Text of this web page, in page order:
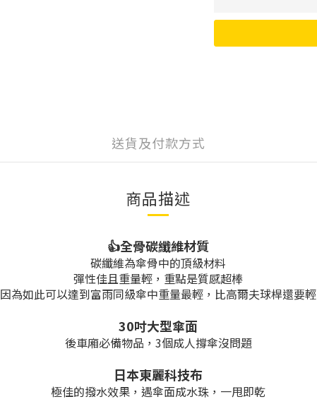
送貨及付款方式
商品描述
👍全骨碳纖維材質
碳纖維為傘骨中的頂級材料
彈性佳且重量輕，重點是質感超棒
因為如此可以達到富雨同級傘中重量最輕，比高爾夫球桿還要輕
30吋大型傘面
後車廂必備物品，3個成人撐傘沒問題
日本東麗科技布
極佳的撥水效果，遇傘面成水珠，一甩即乾